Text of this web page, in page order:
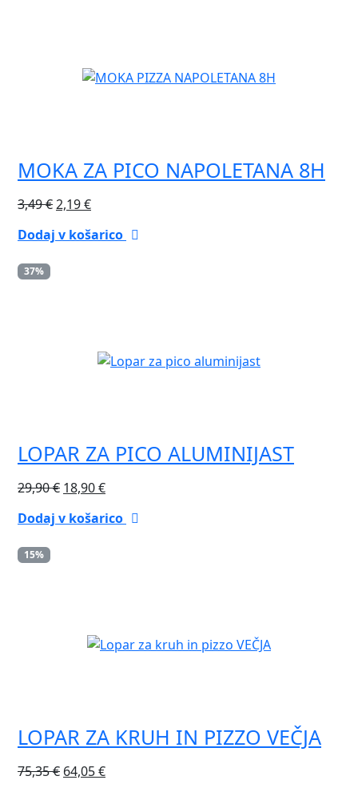
MOKA ZA PICO NAPOLETANA 8H
3,49€ Izvirna
je
2,19€Trenutna
je:
Dodaj v košarico
37%
LOPAR ZA PICO ALUMINIJAST
29,90€ Izvirna
je
18,90€Trenutna
je:
Dodaj v košarico
15%
LOPAR ZA KRUH IN PIZZO VEČJA
75,35€ Izvirna
64,05€Trenutna